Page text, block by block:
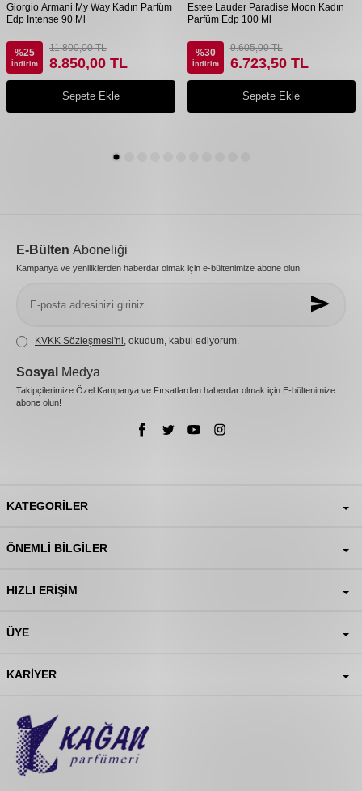
Giorgio Armani My Way Kadın Parfüm
Edp Intense 90 Ml
%25
İndirim
11.800,00TL
8.850,00 TL
Sepete Ekle
Estee Lauder Paradise Moon Kadın
Parfüm Edp 100 Ml
%30
İndirim
9.605,00TL
6.723,50TL
Sepete Ekle
E-Bülten Aboneliği
Kampanya ve yeniliklerden haberdar olmak için e-bültenimize abone olun!
KVKK Sözleşmesi'ni , okudum, kabul ediyorum.
Sosyal Medya
Takipçilerimize Özel Kampanya ve Fırsatlardan haberdar olmak için E-bültenimize
abone olun!
KATEGORILER
ÖNEMLI BILGILER
HIZLI ERIŞIM
ÜYE
KARIYER